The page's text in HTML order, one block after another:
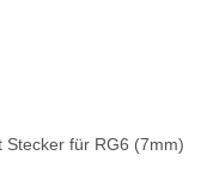
für RG6 (7mm)